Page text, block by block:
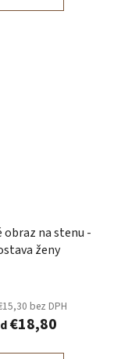
obraz na stenu -
ženy
bez DPH
€18,80